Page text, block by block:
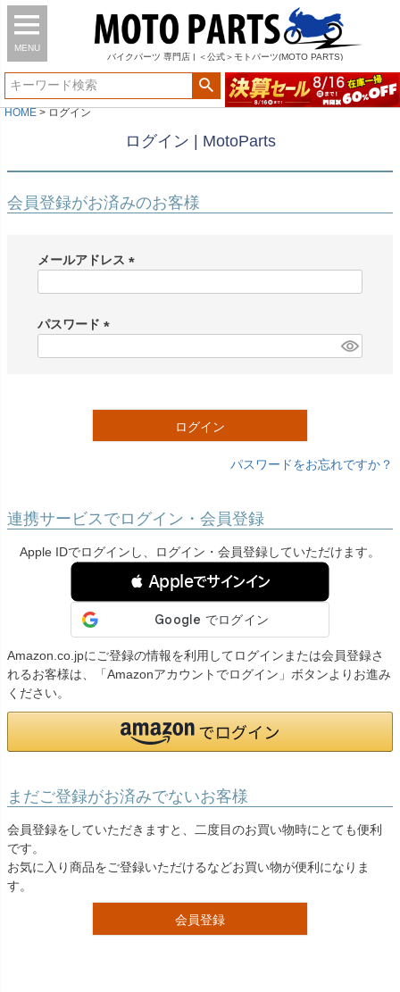
MENU
バイク パーツ 専門店 | ＜公式＞モトパーツ(MOTO PARTS)
HOME ログイン
ログイン | MotoParts
会員登録がお済みのお客様
メールアドレス
)
パスワード
ログイン
パスワードをお忘れですか？
連携サービスでログイン・会員登録
Apple IDでログインし、ログイン・会員登録していただけます。
 Appleでサインイン
Amazon.co.jpにご登録の情報を利用してログインまたは会員登録さ
れるお客様は、「Amazonアカウントでログイン」ボタンよりお進み
ください。
まだご登録がお済みでないお客様
会員登録をしていただきますと、二度目のお買い物時にとても便利
です。
お気に入り商品をご登録いただけるなどお買い物が便利になりま
す。
会員登録